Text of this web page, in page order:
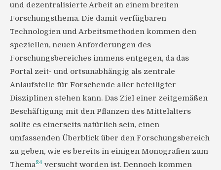
und dezentralisierte Arbeit an einem breiten
Forschungsthema. Die damit verfügbaren
Technologien und Arbeitsmethoden kommen den
speziellen, neuen Anforderungen des
Forschungsbereiches immens entgegen, da das
Portal zeit- und ortsunabhängig als zentrale
Anlaufstelle für Forschende aller beteiligter
Disziplinen stehen kann. Das Ziel einer zeitgemäßen
Beschäftigung mit den Pflanzen des Mittelalters
sollte es einerseits natürlich sein, einen
umfassenden Überblick über den Forschungsbereich
zu geben, wie es bereits in einigen Monografien zum
Thema24 versucht worden ist. Dennoch kommen